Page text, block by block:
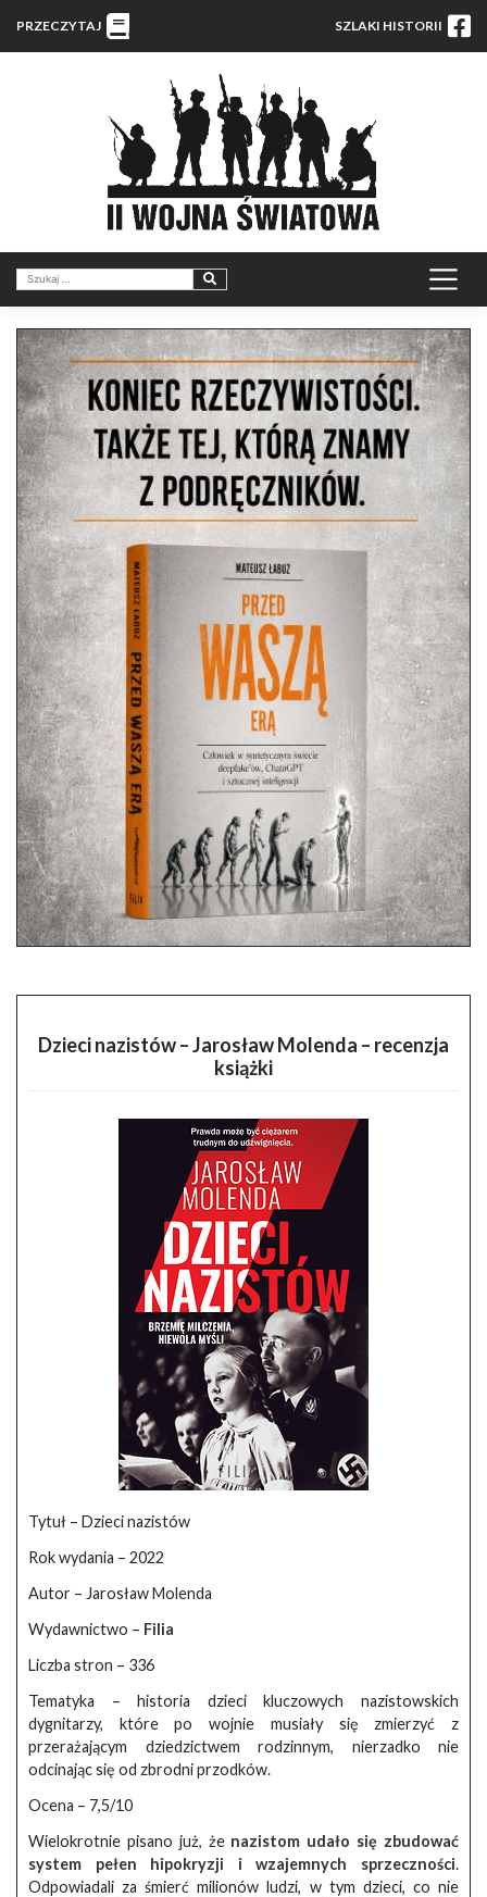
PRZECZYTAJ SZLAKI HISTORII
Dzieci nazistów – Jarosław Molenda – recenzja
książki
Tytuł – Dzieci nazistów
Rok wydania – 2022
Autor – Jarosław Molenda
Wydawnictwo – Filia
Liczba stron – 336
Tematyka – historia dzieci kluczowych nazistowskich
dygnitarzy, które po wojnie musiały się zmierzyć z
przerażającym dziedzictwem rodzinnym, nierzadko nie
odcinając się od zbrodni przodków.
Ocena – 7,5/10
Wielokrotnie pisano już, że nazistom udało się zbudować
system pełen hipokryzji i wzajemnych sprzeczności.
Odpowiadali za śmierć milionów ludzi, w tym dzieci, co nie